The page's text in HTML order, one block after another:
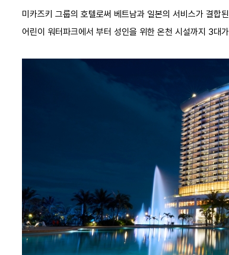
BB 조식 포함 - 롱스테이
워터파크 패키지 - 얼리
버드 60일
프로모션정보
미카즈키 그룹의 호텔로써 베트남과 일본의 서비스가 결합
어린이 워터파크에서 부터 성인을 위한 온천 시설까지 3대